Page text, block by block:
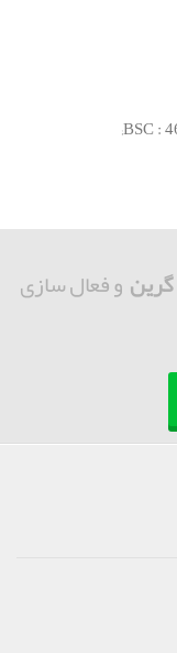
و فعال سازی